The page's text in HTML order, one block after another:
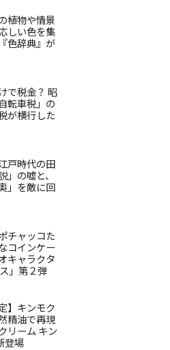
植物や情景
しい色を集
色辞典』が
で税金？ 昭
転車税」の
が横行した
戸時代の田
の嘘と、
」を敵に回
チャッコた
コインケー
キャラクタ
」第２弾
】キンモク
精油で再現
リーム キン
登場